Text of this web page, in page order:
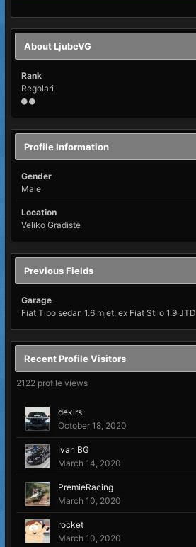
About LjubeVG
Rank
Regolari
Profile Information
Gender
Male
Location
Veliko Gradiste
Previous Fields
Garage
Fiat Tipo sedan 1.6 mjet, ex Fiat Stilo 1.9 JTD
Recent Profile Visitors
2122 profile views
dekirs
October 18, 2020
Ivan BG
March 14, 2020
PremieRacing
March 10, 2020
rocket
March 10, 2020